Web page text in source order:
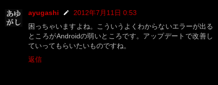
ayugashi
2012年7月11日 0:53
困っちゃいますよね。こういうよくわからないエラーが出る
ところがAndroidの弱いところです。アップデートで改善し
ていってもらいたいものですね。
返信